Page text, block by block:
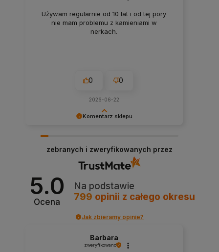
Komentarz sklepu
Używam regularnie od 10 lat i od tej pory
nie mam problemu z kamieniami w
nerkach.
0 0
2026-06-22
zebranych i zweryfikowanych przez
5.0
Ocena
Na podstawie
799 opinii z całego okresu
Jak zbieramy opinie?
Barbara
zweryfikowano